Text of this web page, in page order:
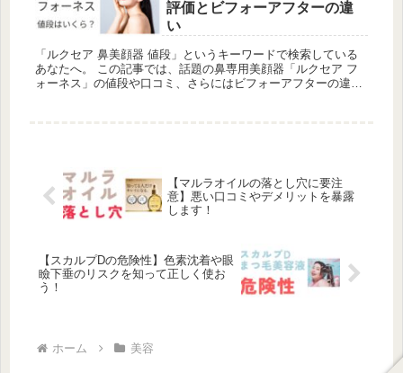
評価とビフォーアフターの違
い
「ルクセア 鼻美顔器 値段」というキーワードで検索している
あなたへ。 この記事では、話題の鼻専用美顔器「ルクセア フ
ォーネス」の値段や口コミ、さらにはビフォーアフターの違い
【マルラオイルの落とし穴に要注
意】悪い口コミやデメリットを暴露
します！
【スカルプDの危険性】色素沈着や眼
瞼下垂のリスクを知って正しく使お
う！
ホーム 美容